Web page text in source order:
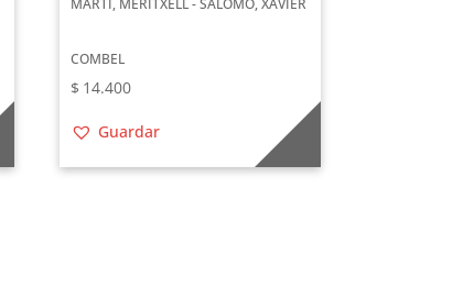
MARTÍ, MERITXELL - SALOMÓ, XAVIER
COMBEL
$ 14.400
Guardar